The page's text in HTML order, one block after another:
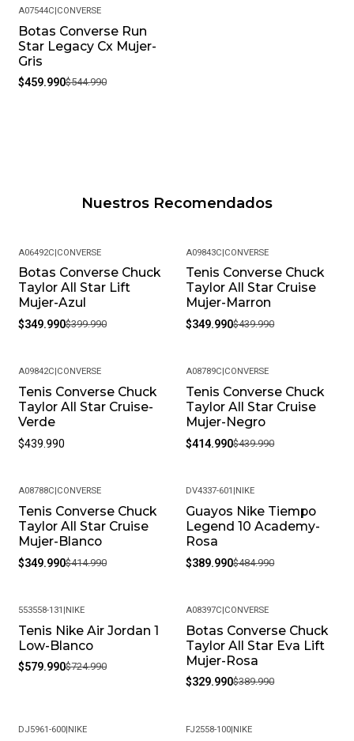
-16%
A07544C CONVERSE
Botas Converse Run
Star Legacy Cx Mujer-
Gris
$459.990$544.990
Nuestros Recomendados
-13%
A06492C|CONVERSE
Botas Converse Chuck
Taylor All Star Lift
Mujer-Azul
$349.990$399.990
-20%
A09843C|CONVERSE
Tenis Converse Chuck
Taylor All Star Cruise
Mujer-Marron
$349.990$439.990
A09842C CONVERSE
Tenis Converse Chuck
Taylor All Star Cruise-
Verde
$439.990
-6%
A08789C CONVERSE
Tenis Converse Chuck
Taylor All Star Cruise
Mujer-Negro
$414.990$439.990
-16%
A08788C CONVERSE
Tenis Converse Chuck
Taylor All Star Cruise
Mujer-Blanco
$349.990$414.990
-20%
DV4337-601 NIKE
Guayos Nike Tiempo
Legend 10 Academy-
Rosa
$389.990$484.990
-20%
553558-131 NIKE
Tenis Nike Air Jordan 1
Low-Blanco
$579.990$724.990
-15%
A08397C CONVERSE
Botas Converse Chuck
Taylor All Star Eva Lift
Mujer-Rosa
$329.990$389.990
DJ5961-600| NIKE FJ2558-100 NIKE